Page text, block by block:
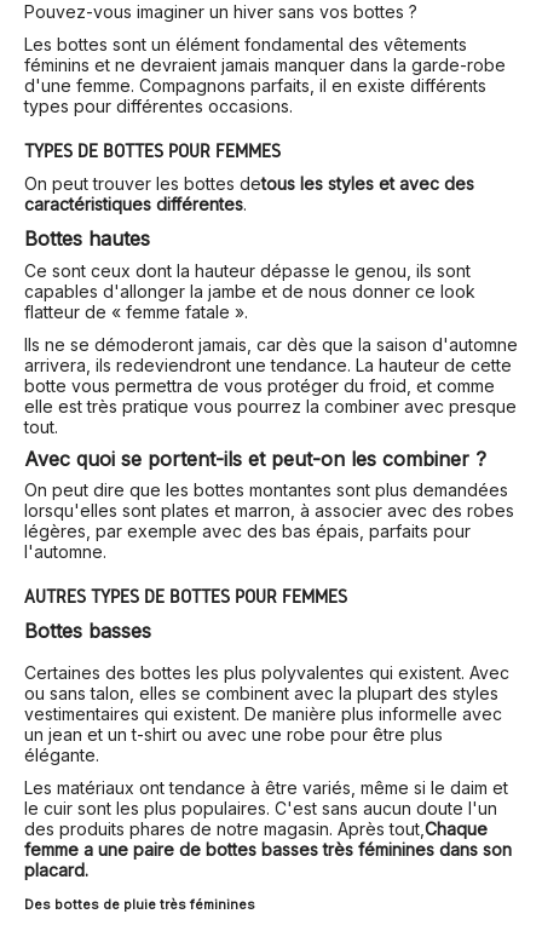
Pouvez-vous imaginer un hiver sans vos bottes ?
Les bottes sont un élément fondamental des vêtements
féminins et ne devraient jamais manquer dans la garde-robe
d'une femme. Compagnons parfaits, il en existe différents
types pour différentes occasions.
TYPES DE BOTTES POUR FEMMES
On peut trouver les bottes detous les styles et avec des
caractéristiques différentes.
Bottes hautes
Ce sont ceux dont la hauteur dépasse le genou, ils sont
capables d'allonger la jambe et de nous donner ce look
flatteur de « femme fatale ».
Ils ne se démoderont jamais, car dès que la saison d'automne
arrivera, ils redeviendront une tendance. La hauteur de cette
botte vous permettra de vous protéger du froid, et comme
elle est très pratique vous pourrez la combiner avec presque
tout.
Avec quoi se portent-ils et peut-on les combiner ?
On peut dire que les bottes montantes sont plus demandées
lorsqu'elles sont plates et marron, à associer avec des robes
légères, par exemple avec des bas épais, parfaits pour
l'automne.
AUTRES TYPES DE BOTTES POUR FEMMES
Bottes basses
Certaines des bottes les plus polyvalentes qui existent. Avec
ou sans talon, elles se combinent avec la plupart des styles
vestimentaires qui existent. De manière plus informelle avec
un jean et un t-shirt ou avec une robe pour être plus
élégante.
Les matériaux ont tendance à être variés, même si le daim et
le cuir sont les plus populaires. C'est sans aucun doute l'un
des produits phares de notre magasin. Après tout,Chaque
femme a une paire de bottes basses très féminines dans son
placard.
Des bottes de pluie très féminines